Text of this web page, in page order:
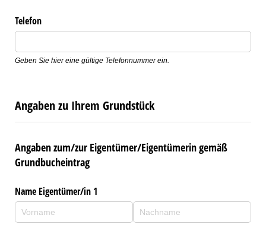
Telefon
Geben Sie hier eine gültige Telefonnummer ein.
Angaben zu Ihrem Grundstück
Angaben zum/zur Eigentümer/Eigentümerin gemäß
Grundbucheintrag
Name Eigentümer/​in 1